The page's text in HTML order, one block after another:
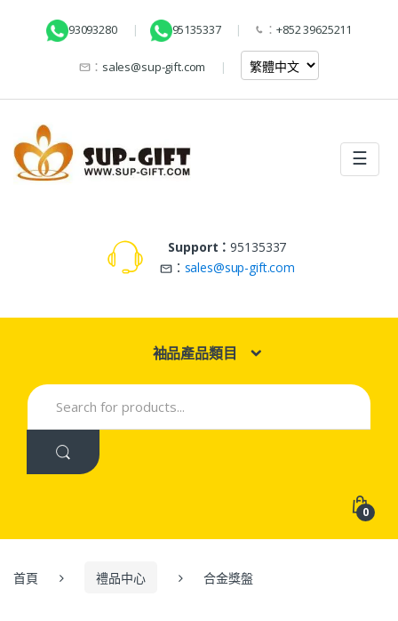
93093280 95135337 ： +852 39625211
： sales@sup-gift.com
☰
Support：95135337
： sales@sup-gift.com
袖品產品類目
Search
for:
0
首頁 禮品中心 合金獎盤